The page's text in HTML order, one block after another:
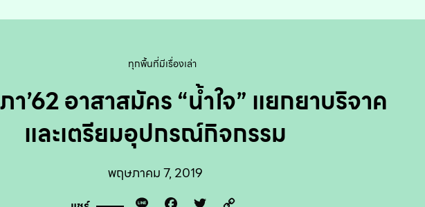
ทุกพื้นที่มีเรื่องเล่า
’62 อาสาสมัคร “น้ำใจ” แยกยาบริจาค
และเตรียมอุปกรณ์กิจกรรม
พฤษภาคม 7, 2019
Line Facebook
Twitter